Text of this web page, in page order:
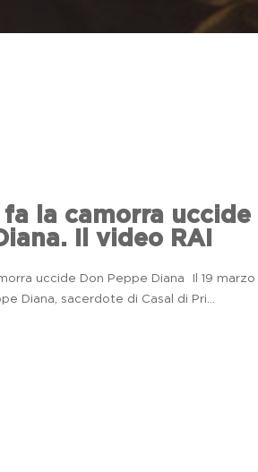
la camorra uccide
Il video RAI
uccide Don Peppe Diana Il 19 marzo
Diana, sacerdote di Casal di Pri...